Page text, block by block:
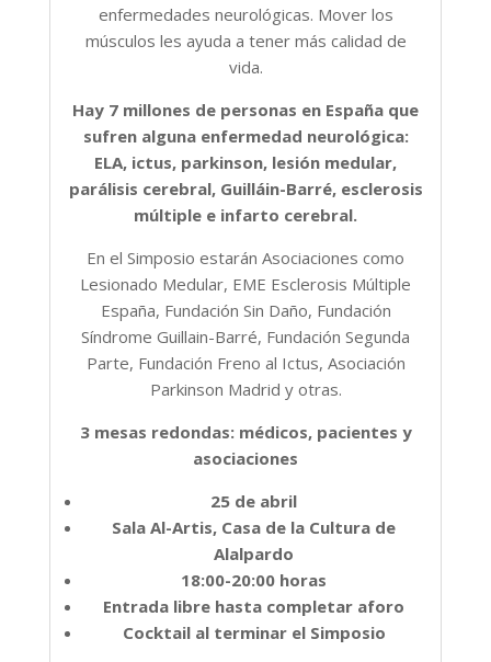
enfermedades neurológicas. Mover los
músculos les ayuda a tener más calidad de
vida.
Hay 7 millones de personas en España que
sufren alguna enfermedad neurológica:
ELA, ictus, parkinson, lesión medular,
parálisis cerebral, Guilláin-Barré, esclerosis
múltiple e infarto cerebral.
En el Simposio estarán Asociaciones como
Lesionado Medular, EME Esclerosis Múltiple
España, Fundación Sin Daño, Fundación
Síndrome Guillain-Barré, Fundación Segunda
Parte, Fundación Freno al Ictus, Asociación
Parkinson Madrid y otras.
3 mesas redondas: médicos, pacientes y
asociaciones
25 de abril
Sala Al-Artis, Casa de la Cultura de
Alalpardo
18:00-20:00 horas
Entrada libre hasta completar aforo
Cocktail al terminar el Simposio